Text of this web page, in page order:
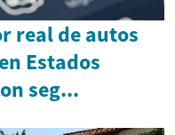
real de autos
Estados
seg...